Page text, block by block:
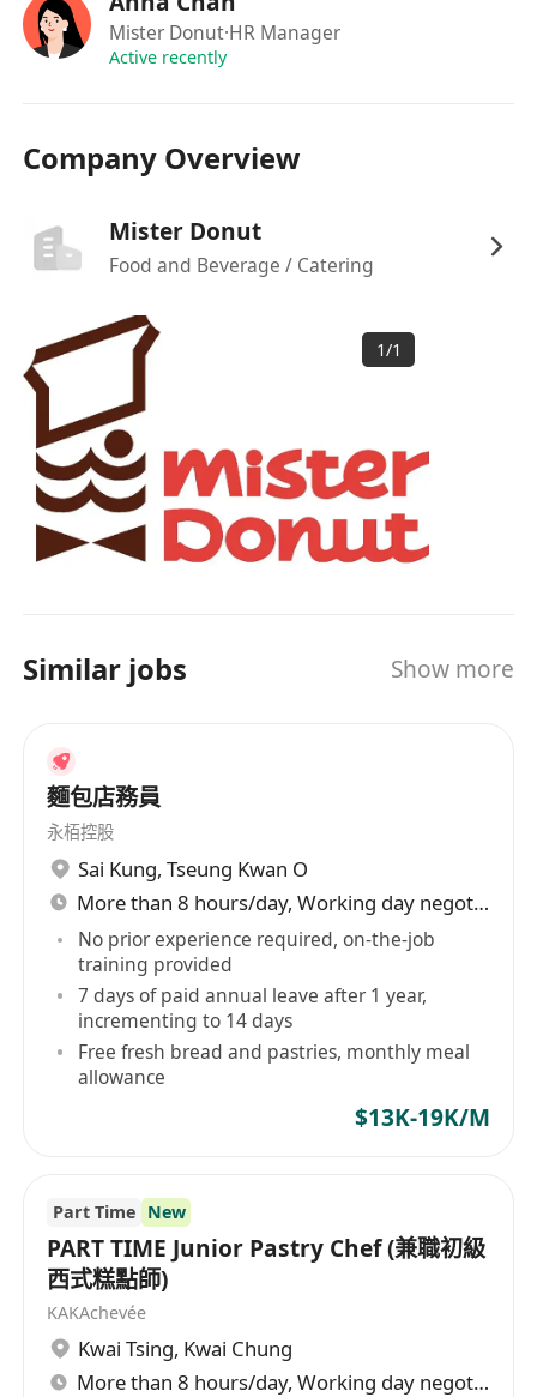
· 具備團隊合作精神，服從管理。
- 有衛生督導員証書者優先
【福利】| 新人獎金（高達$8000） | 車費津貼 |
每月營業獎金 | 酌情性花紅 | 年終獎金 | 勤工獎金
年假 | 生日假 | 婚假(工作滿一年) | 產假 | 侍產假
及恩恤假 | 員工購物優惠
WhatsApp:********** 與人事部聯絡。
所收集的個人資料絕對保密及只作招聘用途
Mister Donut·HR Manager
Active recently
Company Overview
Mister Donut
Food and Beverage / Catering
1/1
Similar jobs Show more
麵包店務員
永栢控股
Sai Kung, Tseung Kwan O
More than 8 hours/day, Working day negotiable
No prior experience required, on-the-job
training provided
7 days of paid annual leave after 1 year,
incrementing to 14 days
Free fresh bread and pastries, monthly meal
allowance
$13K-19K/M
Part Time New
PART TIME Junior Pastry Chef (兼職初級
西式糕點師)
KAKAchevée
Kwai Tsing, Kwai Chung
More than 8 hours/day, Working day negotiable